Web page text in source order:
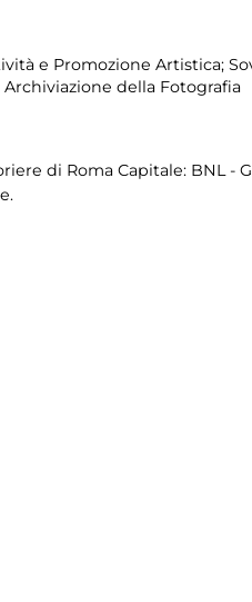
e Promozione Artistica;
Archiviazione della Fotografia
di Roma Capitale: BNL -